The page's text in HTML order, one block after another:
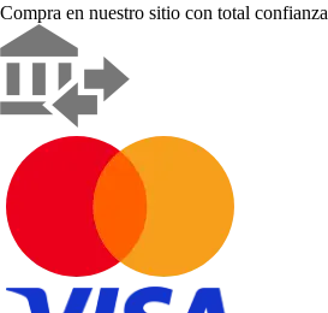
Compra en nuestro sitio con total confianza